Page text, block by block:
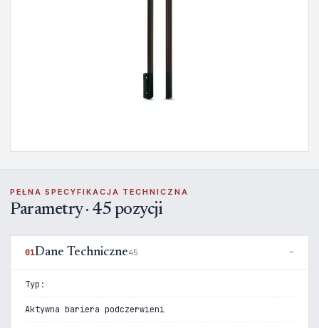
PEŁNA SPECYFIKACJA TECHNICZNA
Parametry · 45 pozycji
01Dane Techniczne45
Typ:
Aktywna bariera podczerwieni